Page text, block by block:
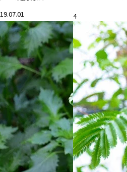
と暮らす
4